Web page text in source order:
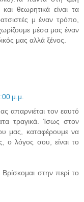
θεωρητικά είναι τα
μ έναν τρόπο,
μέσα μας έναν
μας αλλά ξένος.
μ.μ.
απαρνιέται τον εαυτό
τραγικά. Ίσως στον
μας, καταφέρουμε να
ο λόγος σου, είναι το
στην περί το